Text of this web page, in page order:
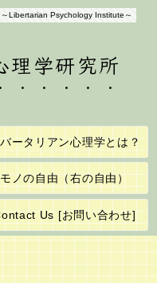
Libertarian Psychology Institute～
理学研究所
ータリアン心理学とは？
モノの自由（右の自由）
Us [お問い合わせ]